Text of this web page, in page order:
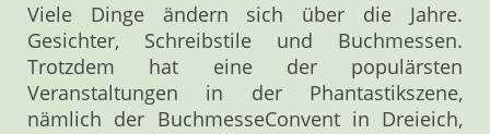
Viele Dinge ändern sich über die Jahre.
Gesichter, Schreibstile und Buchmessen.
Trotzdem hat eine der populärsten
Veranstaltungen in der Phantastikszene,
nämlich der BuchmesseConvent in Dreieich,